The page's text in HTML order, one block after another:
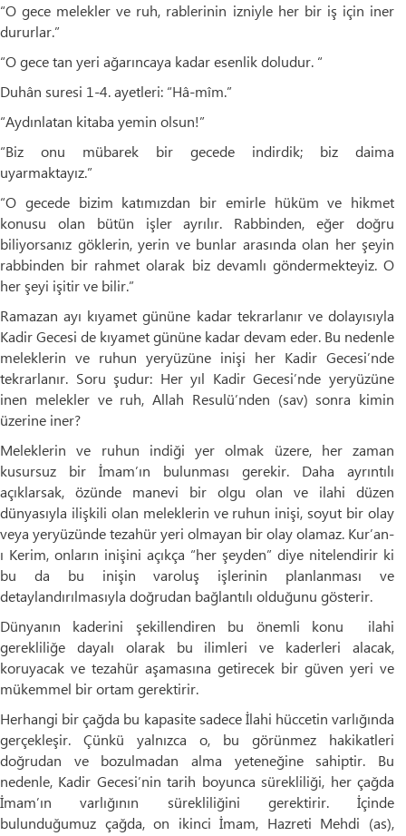
“O gece melekler ve ruh, rablerinin izniyle her bir iş için iner
dururlar.”
“O gece tan yeri ağarıncaya kadar esenlik doludur. “
Duhân suresi 1-4. ayetleri: “Hâ-mîm.”
“Aydınlatan kitaba yemin olsun!”
“Biz onu mübarek bir gecede indirdik; biz daima
uyarmaktayız.”
“O gecede bizim katımızdan bir emirle hüküm ve hikmet
konusu olan bütün işler ayrılır. Rabbinden, eğer doğru
biliyorsanız göklerin, yerin ve bunlar arasında olan her şeyin
rabbinden bir rahmet olarak biz devamlı göndermekteyiz. O
her şeyi işitir ve bilir.”
Ramazan ayı kıyamet gününe kadar tekrarlanır ve dolayısıyla
Kadir Gecesi de kıyamet gününe kadar devam eder. Bu nedenle
meleklerin ve ruhun yeryüzüne inişi her Kadir Gecesi’nde
tekrarlanır. Soru şudur: Her yıl Kadir Gecesi’nde yeryüzüne
inen melekler ve ruh, Allah Resulü’nden (sav) sonra kimin
üzerine iner?
Meleklerin ve ruhun indiği yer olmak üzere, her zaman
kusursuz bir İmam’ın bulunması gerekir. Daha ayrıntılı
açıklarsak, özünde manevi bir olgu olan ve ilahi düzen
dünyasıyla ilişkili olan meleklerin ve ruhun inişi, soyut bir olay
veya yeryüzünde tezahür yeri olmayan bir olay olamaz. Kur’an-
ı Kerim, onların inişini açıkça “her şeyden” diye nitelendirir ki
bu da bu inişin varoluş işlerinin planlanması ve
detaylandırılmasıyla doğrudan bağlantılı olduğunu gösterir.
Dünyanın kaderini şekillendiren bu önemli konu ilahi
gerekliliğe dayalı olarak bu ilimleri ve kaderleri alacak,
koruyacak ve tezahür aşamasına getirecek bir güven yeri ve
mükemmel bir ortam gerektirir.
Herhangi bir çağda bu kapasite sadece İlahi hüccetin varlığında
gerçekleşir. Çünkü yalnızca o, bu görünmez hakikatleri
doğrudan ve bozulmadan alma yeteneğine sahiptir. Bu
nedenle, Kadir Gecesi’nin tarih boyunca sürekliliği, her çağda
İmam’ın varlığının sürekliliğini gerektirir. İçinde
bulunduğumuz çağda, on ikinci İmam, Hazreti Mehdi (as),